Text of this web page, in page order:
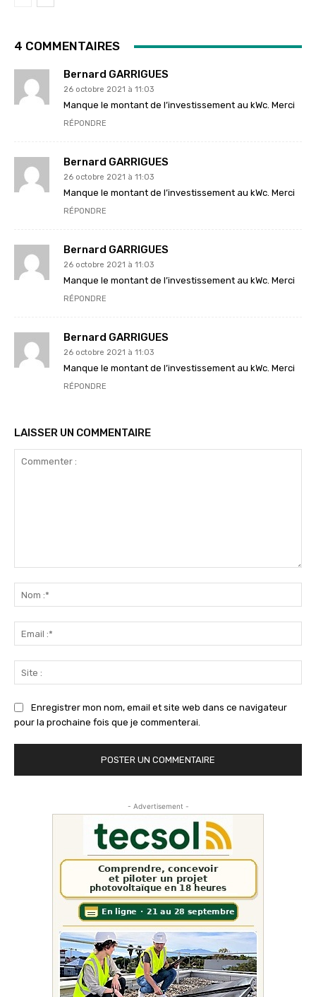
4 COMMENTAIRES
Bernard GARRIGUES
26 octobre 2021 à 11:03
Manque le montant de l’investissement au kWc. Merci
RÉPONDRE
Bernard GARRIGUES
26 octobre 2021 à 11:03
Manque le montant de l’investissement au kWc. Merci
RÉPONDRE
Bernard GARRIGUES
26 octobre 2021 à 11:03
Manque le montant de l’investissement au kWc. Merci
RÉPONDRE
Bernard GARRIGUES
26 octobre 2021 à 11:03
Manque le montant de l’investissement au kWc. Merci
RÉPONDRE
LAISSER UN COMMENTAIRE
:*
:*
:
Enregistrer mon nom, email et site web dans ce navigateur
pour la prochaine fois que je commenterai.
- Advertisement -